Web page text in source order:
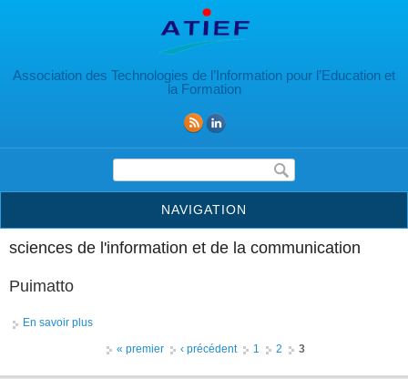
Association des Technologies de l’Information pour l’Education et
la Formation
Formulaire de recherche
NAVIGATION
sciences de l'information et de la communication
Puimatto
En savoir plus
« premier ‹ précédent 1 2 3